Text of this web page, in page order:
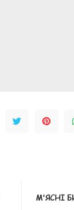
М'ЯСНІ